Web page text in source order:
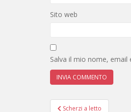
Sito web
Salva il mio nome,
Navigazione
Scherzi a letto